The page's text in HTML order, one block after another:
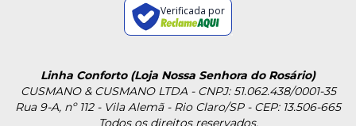
Verificada por
Linha Conforto (Loja Nossa Senhora do Rosário)
CUSMANO & CUSMANO LTDA - CNPJ: 51.062.438/0001-35
Rua 9-A, nº 112 - Vila Alemã - Rio Claro/SP - CEP: 13.506-665